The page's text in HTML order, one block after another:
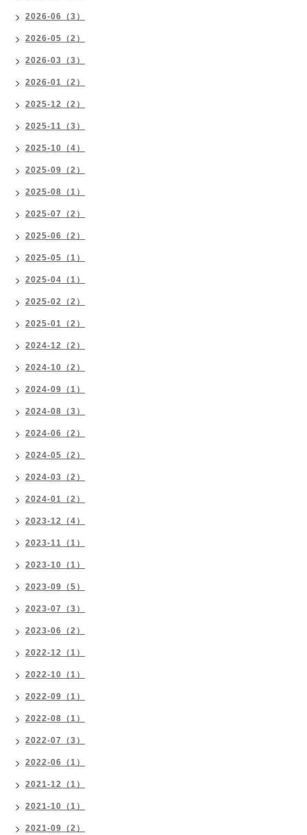
2026-06（3）
2026-05（2）
2026-03（3）
2026-01（2）
2025-12（2）
2025-11（3）
2025-10（4）
2025-09（2）
2025-08（1）
2025-07（2）
2025-06（2）
2025-05（1）
2025-04（1）
2025-02（2）
2025-01（2）
2024-12（2）
2024-10（2）
2024-09（1）
2024-08（3）
2024-06（2）
2024-05（2）
2024-03（2）
2024-01（2）
2023-12（4）
2023-11（1）
2023-10（1）
2023-09（5）
2023-07（3）
2023-06（2）
2022-12（1）
2022-10（1）
2022-09（1）
2022-08（1）
2022-07（3）
2022-06（1）
2021-12（1）
2021-10（1）
2021-09（2）